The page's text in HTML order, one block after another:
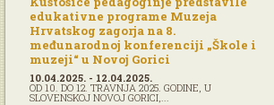
edukativne programe Muzeja
Hrvatskog zagorja na 8.
međunarodnoj konferenciji „Škole i
muzeji“ u Novoj Gorici
10.04.2025. - 12.04.2025.
OD 10. DO 12. TRAVNJA 2025. GODINE, U
SLOVENSKOJ NOVOJ GORICI,...